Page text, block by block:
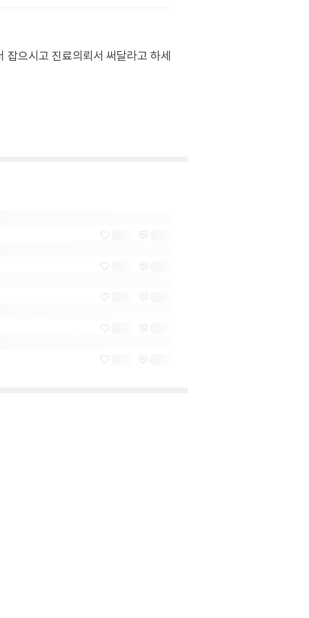
으시고 진료의뢰서 써달라고 하세